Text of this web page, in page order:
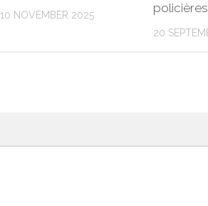
10 NOVEMBER 2025
20